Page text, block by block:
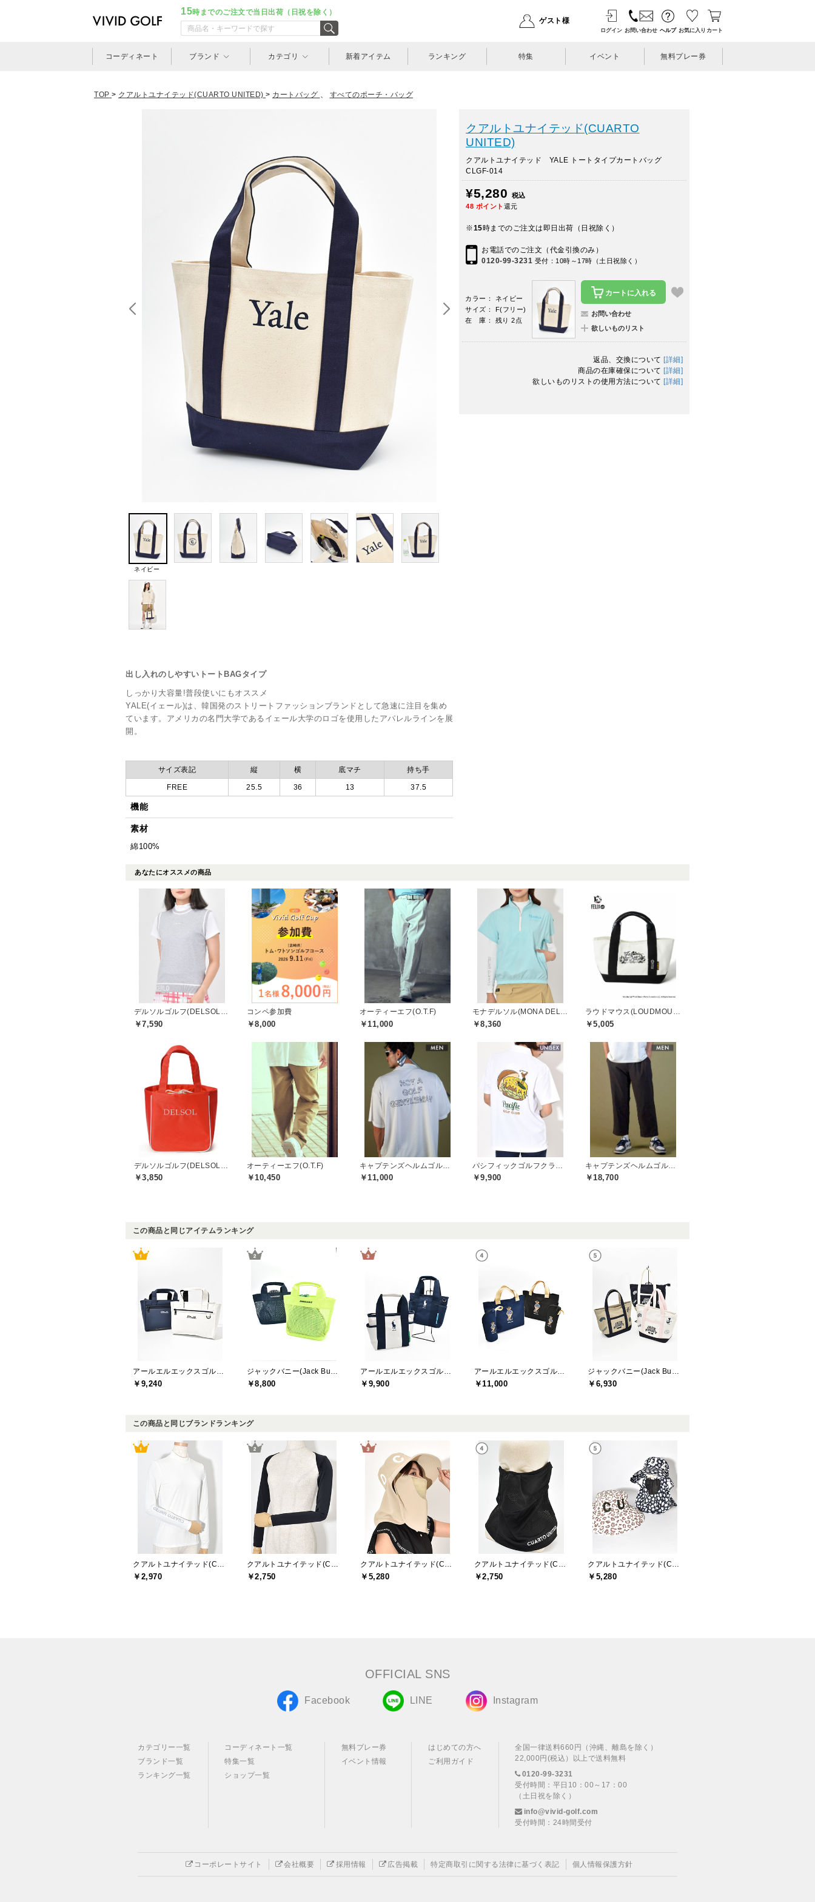
15時までのご注文で当日出荷（日祝を除く）
ゲスト様
ログイン お問い合わせ ヘルプ お気に入り カート
コーディネート ブランド カテゴリ 新着アイテム ランキング 特集 イベント 無料プレー券
TOP > クアルトユナイテッド(CUARTO UNITED) > カートバッグ 、 すべてのポーチ・バッグ
ネイビー
出し入れのしやすいトートBAGタイプ
しっかり大容量!普段使いにもオススメ
YALE(イェール)は、韓国発のストリートファッションブランドとして急速に注目を集め
ています。アメリカの名門大学であるイェール大学のロゴを使用したアパレルラインを展
開。
サイズ表記 縦 横 底マチ 持ち手
FREE 25.5 36 13 37.5
機能
素材
綿100%
クアルトユナイテッド(CUARTO
UNITED)
クアルトユナイテッド YALE トートタイプカートバッグ
CLGF-014
¥5,280
税込
48 ポイント 還元
※15時までのご注文は即日出荷（日祝除く）
お電話でのご注文（代金引換のみ）
0120-99-3231 受付：10時～17時（土日祝除く）
カラー： ネイビー
サイズ： F(フリー)
在 庫： 残り 2点
カートに入れる
お問い合わせ
欲しいものリスト
返品、交換について [詳細]
商品の在庫確保について [詳細]
欲しいものリストの使用方法について [詳細]
あなたにオススメの商品
￥7,590
コンペ参加費
￥8,000
オーティーエフ(O.T.F)
￥11,000 ￥8,360 ￥5,005
￥3,850
オーティーエフ(O.T.F)
￥10,450 ￥11,000 ￥9,900 ￥18,700
この商品と同じアイテムランキング
￥9,240 ￥8,800 ￥9,900 ￥11,000 ￥6,930
この商品と同じブランドランキング
￥2,970 ￥2,750 ￥5,280 ￥2,750 ￥5,280
OFFICIAL SNS
Facebook LINE Instagram
カテゴリー一覧
ブランド一覧
ランキング一覧
コーディネート一覧
特集一覧
ショップ一覧
無料プレー券
イベント情報
はじめての方へ
ご利用ガイド
全国一律送料660円（沖縄、離島を除く）
22,000円(税込）以上で送料無料
0120-99-3231
受付時間：平日10：00～17：00
（土日祝を除く）
info@vivid-golf.com
受付時間：24時間受付
コーポレートサイト 会社概要 採用情報 広告掲載 特定商取引に関する法律に基づく表記 個人情報保護方針